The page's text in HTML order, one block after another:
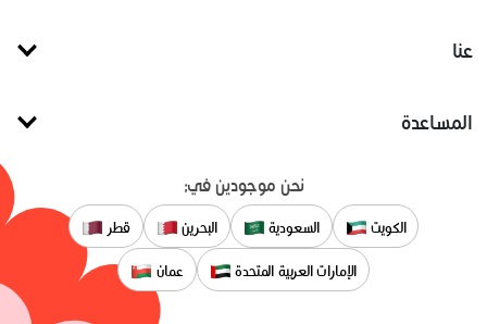
عنا
المساعدة
نحن موجودين في:
الكويت السعودية البحرين قطر
الإمارات العربية المتحدة عمان